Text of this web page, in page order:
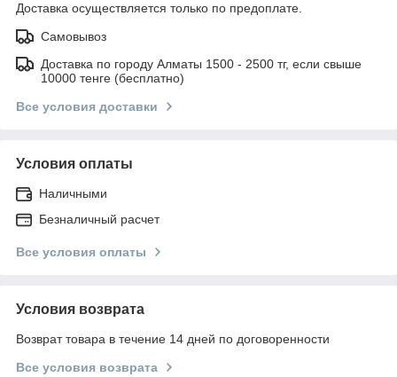
Доставка осуществляется только по предоплате.
Самовывоз
Доставка по городу Алматы 1500 - 2500 тг, если свыше
10000 тенге (бесплатно)
Все условия доставки
Условия оплаты
Наличными
Безналичный расчет
Все условия оплаты
Условия возврата
Возврат товара в течение 14 дней по договоренности
Все условия возврата